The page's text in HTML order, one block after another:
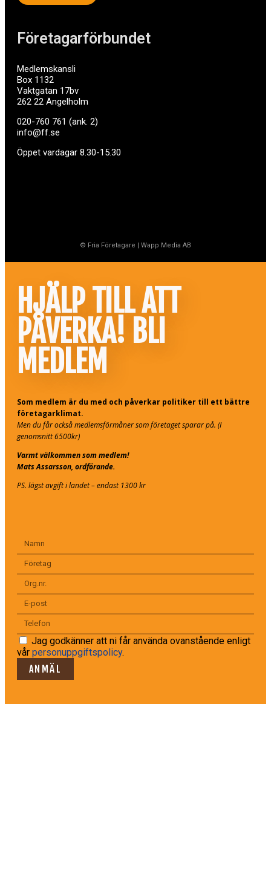
Företagarförbundet
Medlemskansli
Box 1132
Vaktgatan 17bv
262 22 Ängelholm
020-760 761 (ank. 2)
info@ff.se
Öppet vardagar 8.30-15.30
© Fria Företagare | Wapp Media AB
HJÄLP TILL ATT
PÅVERKA! BLI
MEDLEM
Som medlem är du med och påverkar politiker till ett bättre
företagarklimat.
Men du får också medlemsförmåner som företaget sparar på. (I
genomsnitt 6500kr)
Varmt välkommen som medlem!
Mats Assarsson, ordförande.
PS. lägst avgift i landet – endast 1300 kr
Jag godkänner att ni får använda ovanstående enligt
vår personuppgiftspolicy.
ANMÄL